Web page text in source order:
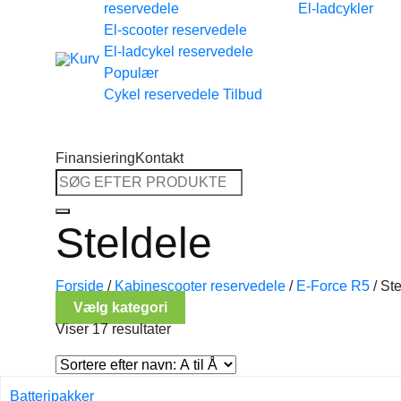
Tilbage til shoppen
reservedele
El-scooter reservedele
El-ladcykel reservedele
Cykel reservedele
El-ladcykler
FinansieringKontakt
Søg
efter:
Steldele
Forside / Kabinescooter reservedele / E-Force R5 /
Vælg kategori
Viser 17 resultater
Batteripakker